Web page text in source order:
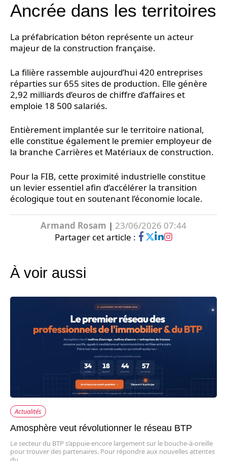
Ancrée dans les territoires
La préfabrication béton représente un acteur
majeur de la construction française.
La filière rassemble aujourd’hui 420 entreprises
réparties sur 655 sites de production. Elle génère
2,92 milliards d’euros de chiffre d’affaires et
emploie 18 500 salariés.
Entièrement implantée sur le territoire national,
elle constitue également le premier employeur de
la branche Carrières et Matériaux de construction.
Pour la FIB, cette proximité industrielle constitue
un levier essentiel afin d’accélérer la transition
écologique tout en soutenant l’économie locale.
Armand Rosam | 23/06/2026 07:44
Partager cet article :
À voir aussi
Actualités
Amosphère veut révolutionner le réseau BTP
Le secteur du BTP s’appuie encore largement sur le bouche-à-oreille
pour trouver des partenaires. Pour répondre aux nouvelles attentes